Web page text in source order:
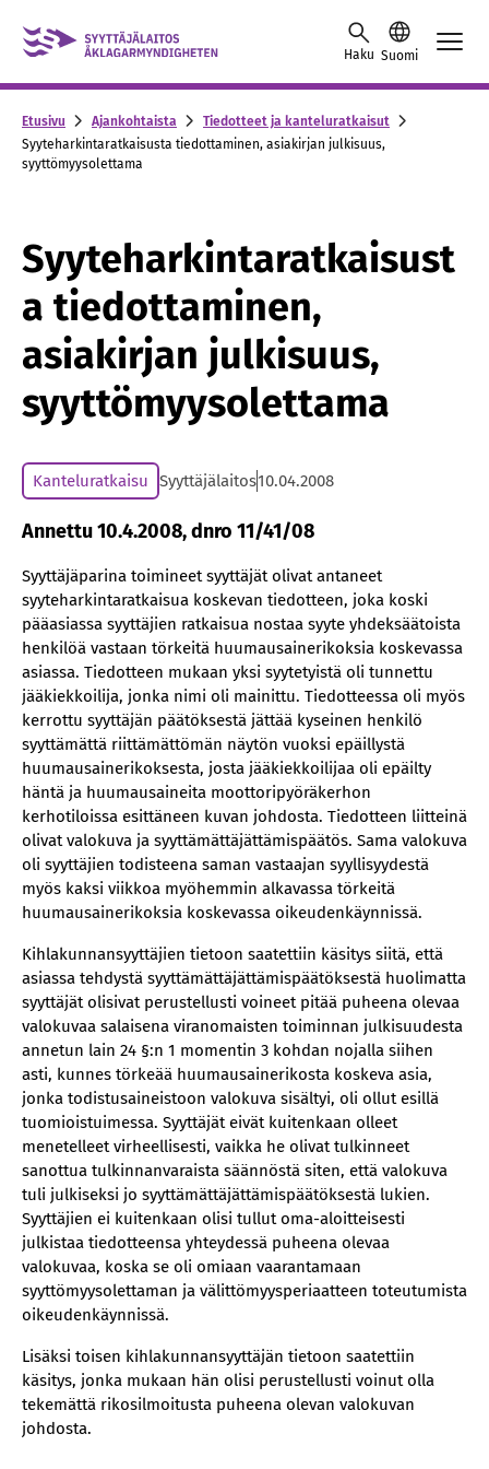
Skip to content -saavutettavuusohje
Haku Suomi
Etusivu Ajankohtaista
Tiedotteet ja kanteluratkaisut
Syyteharkintaratkaisusta tiedottaminen, asiakirjan julkisuus,
syyttömyysolettama
Syyteharkintaratkaisust
a tiedottaminen,
asiakirjan julkisuus,
syyttömyysolettama
Kanteluratkaisu Syyttäjälaitos10.04.2008
Annettu 10.4.2008, dnro 11/41/08
Syyttäjäparina toimineet syyttäjät olivat antaneet
syyteharkintaratkaisua koskevan tiedotteen, joka koski
pääasiassa syyttäjien ratkaisua nostaa syyte yhdeksäätoista
henkilöä vastaan törkeitä huumausainerikoksia koskevassa
asiassa. Tiedotteen mukaan yksi syytetyistä oli tunnettu
jääkiekkoilija, jonka nimi oli mainittu. Tiedotteessa oli myös
kerrottu syyttäjän päätöksestä jättää kyseinen henkilö
syyttämättä riittämättömän näytön vuoksi epäillystä
huumausainerikoksesta, josta jääkiekkoilijaa oli epäilty
häntä ja huumausaineita moottoripyöräkerhon
kerhotiloissa esittäneen kuvan johdosta. Tiedotteen liitteinä
olivat valokuva ja syyttämättäjättämispäätös. Sama valokuva
oli syyttäjien todisteena saman vastaajan syyllisyydestä
myös kaksi viikkoa myöhemmin alkavassa törkeitä
huumausainerikoksia koskevassa oikeudenkäynnissä.
Kihlakunnansyyttäjien tietoon saatettiin käsitys siitä, että
asiassa tehdystä syyttämättäjättämispäätöksestä huolimatta
syyttäjät olisivat perustellusti voineet pitää puheena olevaa
valokuvaa salaisena viranomaisten toiminnan julkisuudesta
annetun lain 24 §:n 1 momentin 3 kohdan nojalla siihen
asti, kunnes törkeää huumausainerikosta koskeva asia,
jonka todistusaineistoon valokuva sisältyi, oli ollut esillä
tuomioistuimessa. Syyttäjät eivät kuitenkaan olleet
menetelleet virheellisesti, vaikka he olivat tulkinneet
sanottua tulkinnanvaraista säännöstä siten, että valokuva
tuli julkiseksi jo syyttämättäjättämispäätöksestä lukien.
Syyttäjien ei kuitenkaan olisi tullut oma-aloitteisesti
julkistaa tiedotteensa yhteydessä puheena olevaa
valokuvaa, koska se oli omiaan vaarantamaan
syyttömyysolettaman ja välittömyysperiaatteen toteutumista
oikeudenkäynnissä.
Lisäksi toisen kihlakunnansyyttäjän tietoon saatettiin
käsitys, jonka mukaan hän olisi perustellusti voinut olla
tekemättä rikosilmoitusta puheena olevan valokuvan
johdosta.